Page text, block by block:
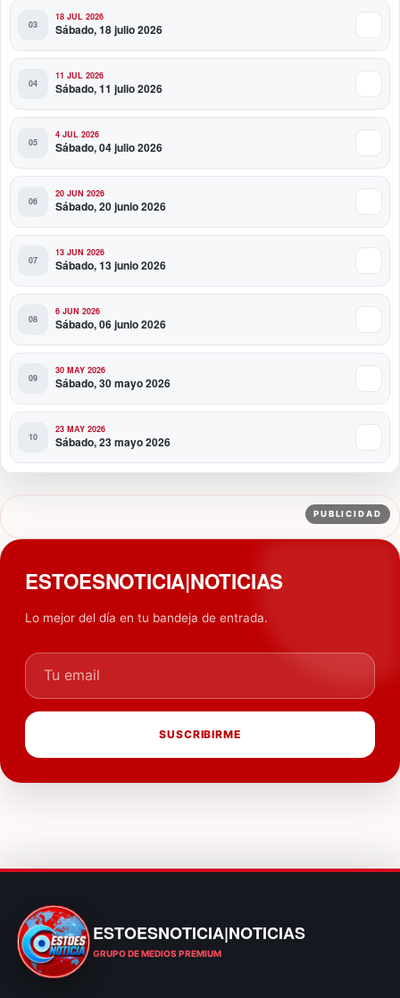
18 JUL 2026
Sábado, 18 julio 2026
11 JUL 2026
Sábado, 11 julio 2026
4 JUL 2026
Sábado, 04 julio 2026
20 JUN 2026
Sábado, 20 junio 2026
13 JUN 2026
Sábado, 13 junio 2026
6 JUN 2026
Sábado, 06 junio 2026
30 MAY 2026
Sábado, 30 mayo 2026
23 MAY 2026
Sábado, 23 mayo 2026
PUBLICIDAD
ESTOESNOTICIA|NOTICIAS
Lo mejor del día en tu bandeja de entrada.
Tu email
SUSCRIBIRME
ESTOESNOTICIA|NOTICIAS
ESTOESNOTICIA|NOTICIAS
GRUPO DE MEDIOS PREMIUM